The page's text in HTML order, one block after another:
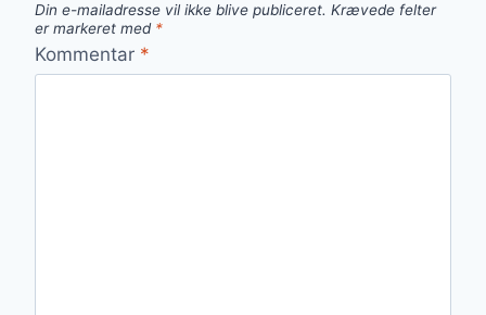
Din e-mailadresse vil ikke blive publiceret. Krævede felter
er markeret med *
Kommentar *